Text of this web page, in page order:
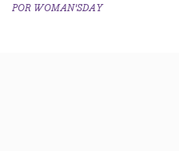
POR WOMAN'SDAY